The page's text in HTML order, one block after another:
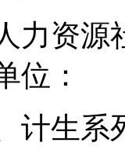
力资源
位：
生系